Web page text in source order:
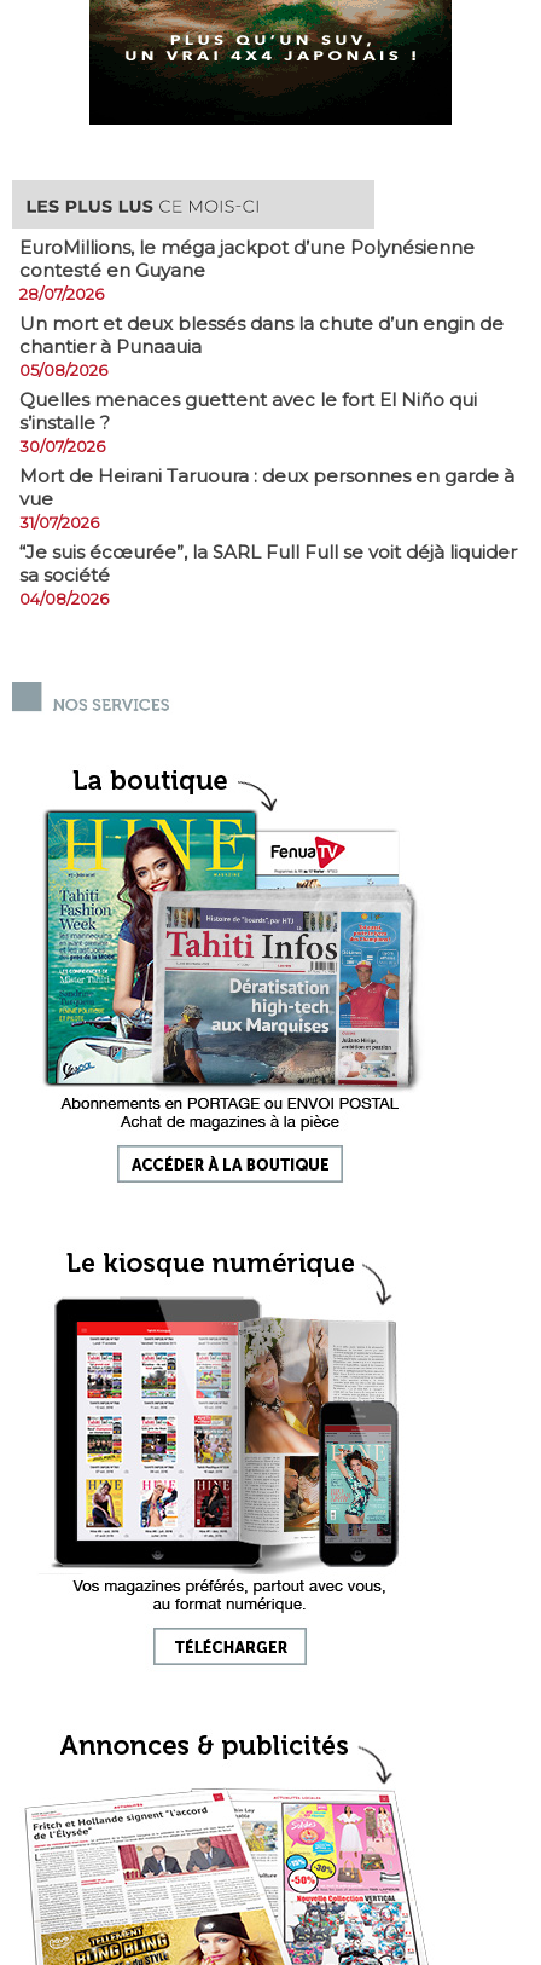
EuroMillions, ​le méga jackpot d’une Polynésienne
contesté en Guyane
28/07/2026
​Un mort et deux blessés dans la chute d’un engin de
chantier à Punaauia
05/08/2026
Quelles menaces guettent avec le fort El Niño qui
s’installe ?
30/07/2026
Mort de Heirani Taruoura : deux personnes en garde à
vue
31/07/2026
​“Je suis écœurée”, la SARL Full Full se voit déjà liquider
sa société
04/08/2026